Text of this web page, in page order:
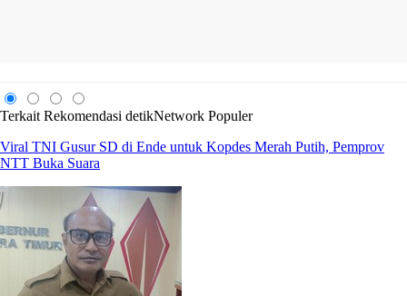
Terkait Rekomendasi detikNetwork Populer
Viral TNI Gusur SD di Ende untuk Kopdes Merah Putih, Pemprov
NTT Buka Suara